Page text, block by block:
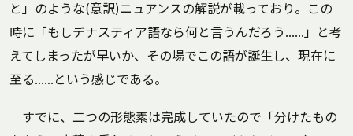
と」のような(意訳)ニュアンスの解説が載っており。この
時に「もしデナスティア語なら何と言うんだろう……」と考
えてしまったが早いか、その場でこの語が誕生し、現在に
至る……という感じである。
すでに、二つの形態素は完成していたので「分けたもの